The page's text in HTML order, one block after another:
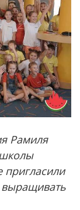
Рамиля
школы
пригласили
выращивать